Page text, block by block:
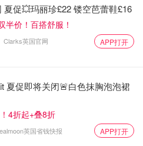
Mini PC 也能帮助你高效完
购买
Core i9-13900H (vPro
夏促💥玛丽珍£22 镂空芭蕾鞋£16
半价！百搭舒服！
Clarks英国官网 APP打开
夏促即将关闭🚨白色抹胸泡泡裙
4折起+叠8折
英国省钱快报 APP打开